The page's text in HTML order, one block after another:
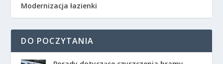
Modernizacja łazienki
DO POCZYTANIA